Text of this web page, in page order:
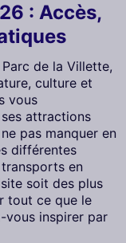
: Accès,
de la Villette,
culture et
vous
attractions
pas manquer en
différentes
en
soit des plus
tout ce que le
vous inspirer par